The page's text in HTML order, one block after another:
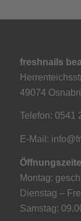
freshnails
49074
Telefon: 0541
E-Mail:
Montag:
Dienstag –
Samstag: